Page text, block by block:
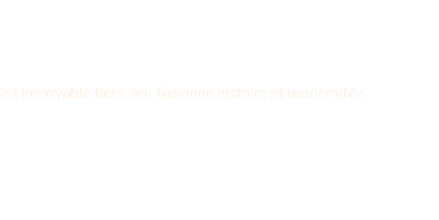
incroyable tiers-lieu fusionne histoire et modernité :